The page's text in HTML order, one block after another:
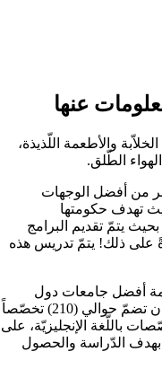
عنها
والأطعمة اللّذيذة،
الطّلق.
من أفضل الوجهات
تهدف حكومتها
بحيث يتمّ تقديم البرامج
على ذلك! يتمّ تدريس هذه
أفضل جامعات دول
العالم، وما تجدر الإشارة إليه! أنّ دولة تايوان تضمّ حوالي (210) تخصّصاً
باللّغة الإنجليزيّة، على
بهدف الدّراسة والحصول